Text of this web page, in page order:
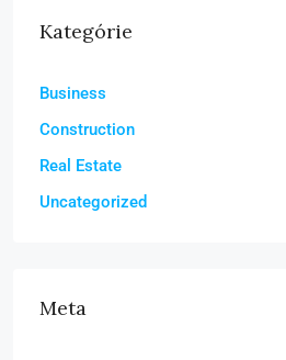
Kategórie
Business
Construction
Real Estate
Uncategorized
Meta